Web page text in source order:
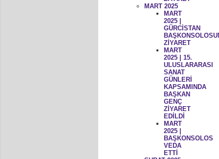
MART 2025
MART
2025 |
GÜRCİSTAN
ZİYARET
MART
2025 | 15.
ULUSLARARASI
SANAT
GÜNLERİ
KAPSAMINDA
BAŞKAN
GENÇ
ZİYARET
EDİLDİ
MART
2025 |
BAŞKONSOLOS
VEDA
ETTİ